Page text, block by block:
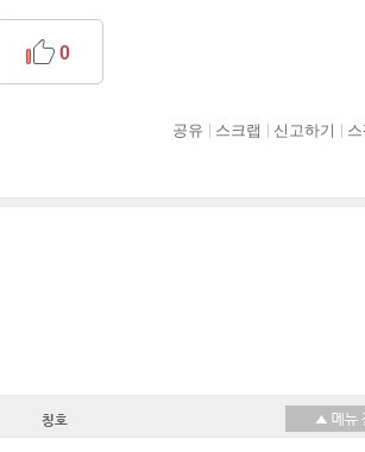
0
공유 스크랩 신고하기
칭호